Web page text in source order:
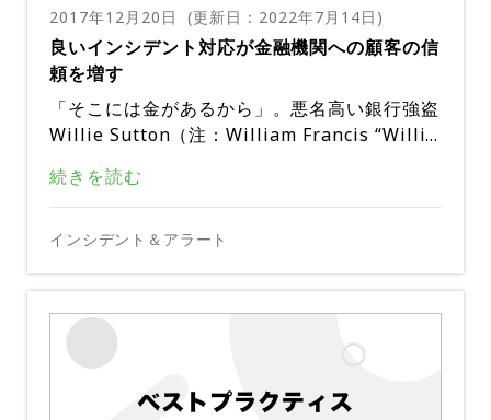
に運用するためのガイドラインを紹介します。
インフラストラクチャ全体の可視性を最大化す
る**。非常に多くの要素があるため、小売業
者は特に複雑で多様なITインフラを持つ傾向
があります。それはWebサイトだけでなく、
バックエンドシステムや各種専用デバイス、セ
ンサーなども含みます。このようなインフラス
が必要です。監視情報はそれを理解する唯一の
方法であるため、1カ所に集中させる必要があ
ります。
柔軟な監視ソリューションを導入する**。多
ールが必要です。小売業者は、インフラストラ
クチャのさまざまな部分にすべて監視エージェ
ントをインストールし、収集した監視情報を中
る必要があります。
リアルタイムに対応する**。小売業者にとっ
たはわずか数分）のダウンタイムが非常にコス
トの高い影響を与えます。ダウンタイムの直接
的な結果として失われた売上に加えて、企業も
評判にも損害を与えます。したがって、影響は
数カ月続く可能性があります。これらのリスク
とワークフローが鋭い洞察を基にしたリアルタ
におけるインシデント管理の課題のひとつは、
企業のインフラストラクチャが、特に店舗や倉
庫の大規模なネットワークを持つ小売業者にと
って、非常に大きく広く分散する傾向があるこ
とです。インフラストラクチャの稼動を維持す
ダウンタイムをもたらす脅威を完全に排除する
ことは決してできないと言っても過言ではあり
デント管理のソリューションは、小売業者が大
時にチームがよりうまく動き、問題をより速く
解決するのに役立ちます。全てのツールのデー
タをインシデント管理ソリューションに統合す
ることで、チームの誰が何を担当しているかを
全員が把握できます。さらに、問題を素早く修
フなど）も備えています。より速い解決は常に
チームをよりハッピーにします。
インシデント管理プロセスがうまく機能してい
る場合、何が原因で繰り返しダウンタイムが発
生するのか、またどのインフラストラクチャや
かが分かります。これにより、新しい機能を追
加する際の信頼性が向上します。QAチーム
は、例えば、注意を必要とするアプリの特定の
め、新しい機能を拒否することさえできます。
チームが新しい機能のフィードバックを提供す
についての深い理解が必要です。このような理
解はインシデント管理プラットフォームを使う
チームが「システムを信頼する」ことを助け、
全チームが優れたユーザーエクスペリエンスを
提供できるようにします
伝統的に開発チームは、アプリケーションのコ
ードを書きあげて、「壁の向こうの運用チーム
出されたコードの品質を保証することは自分た
ちの仕事ではなく、開発から来るものをデプロ
管理が機能すれば、開発チームと運用チームが
統一されたプラットフォームで連携して、チー
合えるようになります。彼らは、どれがコード
つまり稼働時間は、いくつのサーバが稼働して
いるか、アプリケーションのどれくらいが正常
エンドユーザーの経験によって評価されている
のだということです。稼働時間に関するこの現
実的な見方は、チームの目標とプロセスを、ユ
ーザーの期待を超えるアプリケーションを提供
するというより広いビジネス目標へと向かわせ
パイプライン全体を加速します
ゲームを変えるようなアプリケーションを構築
したい場合は、スピードが不可欠です。インシ
デント管理は、インシデントが発生したとき
に、開発チームと運用チーム（ヘルプデスク、
2017年12月20日 (更新日： 2022年7月14日 )
良いインシデント対応が金融機関への顧客の信
頼を増す
「そこには金があるから」。悪名高い銀行強盗
Willie Sutton（注：William Francis “Willi
1980)）が言ったように、金融機関はセキュリ
ティ犯罪の最大の被害者です。サイバー犯罪者
がセンシティブなデータや金融資産を盗もうと
とはあまりありません。被害が増えているため
に金融機関は顧客と規制当局からますます厳し
い監視を受けています。
事実、FDIC（Federal Deposit Insurance Co
ww.fdic.gov/regulations/examinations/sup
ervisory/insights/siwin06/article01_incide
合、規制当局と顧客に通知することを要求しま
す。
しかし多くの金融機関は、進行中の損害に対し
にかかりきりになってしまいます。これは時間
を浪費するだけでなく、組織の準備が整ってい
ない、あるいは適切なセキュリティ管理策を講
じていないという印象を残してしまいます。
規制当局は金融機関の規模に関わらず、より広
いリスク管理基準でITセキュリティを日常的
に監視していることを明らかにしています。そ
そのため、金融機関にはIT部門の問題解決の
続きを読む
インシデント＆アラート